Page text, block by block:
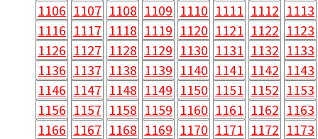
1106 1107 1108 1109 1110 1111 1112 1113
1116 1117 1118 1119 1120 1121 1122 1123
1126 1127 1128 1129 1130 1131 1132 1133
1136 1137 1138 1139 1140 1141 1142 1143
1146 1147 1148 1149 1150 1151 1152 1153
1156 1157 1158 1159 1160 1161 1162 1163
1166 1167 1168 1169 1170 1171 1172 1173